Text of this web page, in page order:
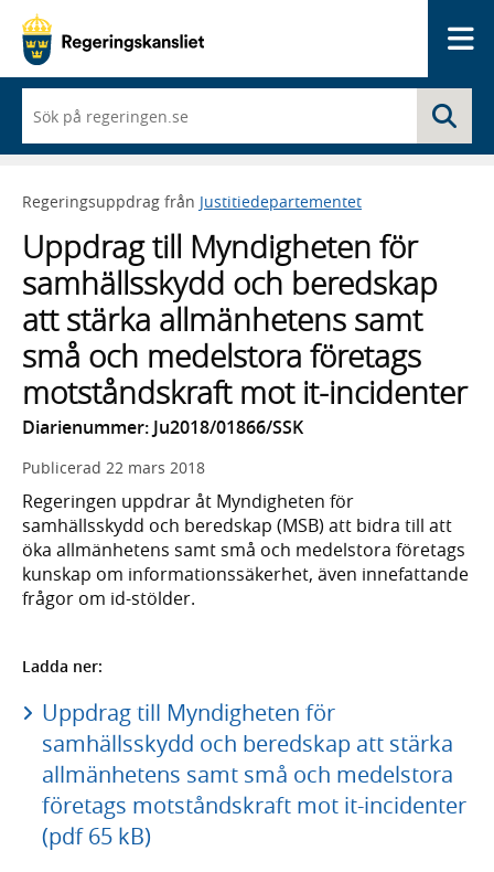
du
börjar
skriva
framträder
lista
med
sökförslag
Regeringsuppdrag från Justitiedepartementet
Uppdrag till Myndigheten för
samhällsskydd och beredskap
att stärka allmänhetens samt
små och medelstora företags
motståndskraft mot it-incidenter
Diarienummer: Ju2018/01866/SSK
Publicerad 22 mars 2018
Regeringen uppdrar åt Myndigheten för
samhällsskydd och beredskap (MSB) att bidra till att
öka allmänhetens samt små och medelstora företags
kunskap om informationssäkerhet, även innefattande
frågor om id-stölder.
Ladda ner:
Uppdrag till Myndigheten för
samhällsskydd och beredskap att stärka
allmänhetens samt små och medelstora
företags motståndskraft mot it-incidenter
(pdf 65 kB)